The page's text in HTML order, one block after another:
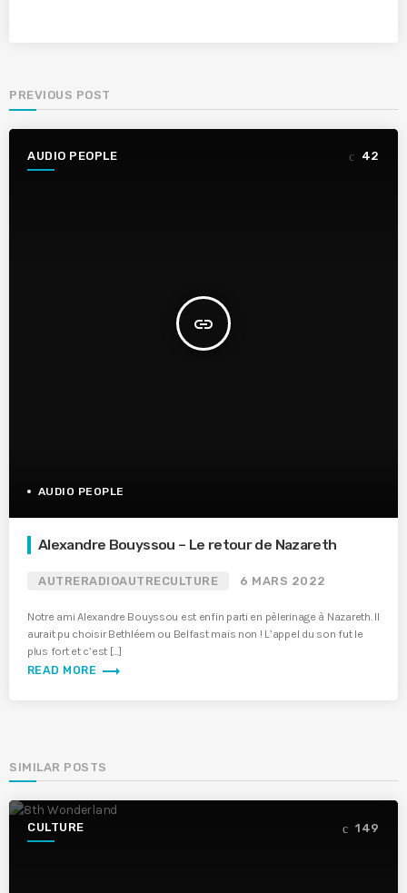
PREVIOUS POST
AUDIO PEOPLE
insert_link
42
AUDIO PEOPLE
Alexandre Bouyssou – Le retour de Nazareth
AUTRERADIOAUTRECULTURE 6 MARS 2022
Notre ami Alexandre Bouyssou est enfin parti en pèlerinage à Nazareth. Il
aurait pu choisir Bethléem ou Belfast mais non ! L’appel du son fut le
plus fort et c’est […]
READ MORE trending_flat
SIMILAR POSTS
CULTURE 149